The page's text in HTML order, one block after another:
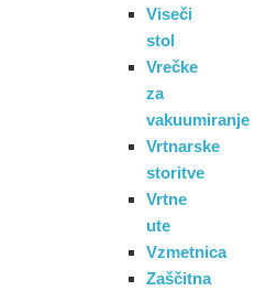
Viseči
stol
Vrečke
za
vakuumiranje
Vrtnarske
storitve
Vrtne
ute
Vzmetnica
Zaščitna